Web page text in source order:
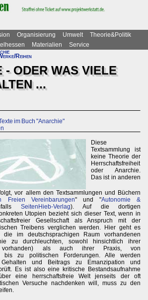
Organisierung Umwelt
Theorie&Politik
Materialien
Service
Reihen
- ODER WAS VIELE
...
im Buch "Anarchie"
Diese
Textsammlung ist
keine Theorie der
Herrschaftsfreiheit
oder Anarchie.
Das ist in anderen
vor allem den Textsammlungen und Büchern
Freien Vereinbarungen" und "Autonomie &
SeitenHieb-Verlag). Auf die dortigen
Utopien bezieht sich dieser Text, wenn in
Gesellschaft als Anspruch mit der
Treibens verglichen werden. Hier geht es
im deutschsprachigen Raum vorhandenen
zu durchleuchten, sowohl hinsichtlich ihrer
vorhanden) als auch ihrer Praxis, von
bis zu politischen Forderungen. Alle werden
und Beitrags zu Emanzipation und
Es ist also eine kritische Bestandsaufnahme
eine herrschaftsfreie Welt jenseits der oft
Versuche nachdenken will, muss zu den